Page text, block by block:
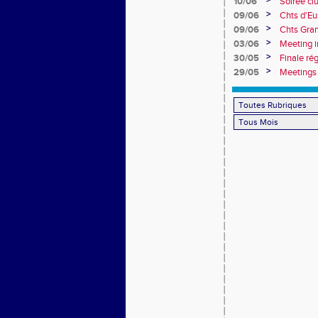
09/06
>
Chts
09/06
>
Chts
03/06
>
Meeting
30/05
>
Finale
29/05
>